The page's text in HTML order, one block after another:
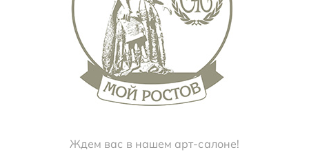
Ждем вас в нашем арт-салоне!